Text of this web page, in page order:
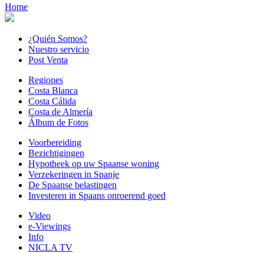
Home
¿Quién Somos?
Nuestro servicio
Post Venta
Regiones
Costa Blanca
Costa Cálida
Costa de Almería
Álbum de Fotos
Voorbereiding
Bezichtigingen
Hypotheek op uw Spaanse woning
Verzekeringen in Spanje
De Spaanse belastingen
Investeren in Spaans onroerend goed
Video
e-Viewings
Info
NICLA TV